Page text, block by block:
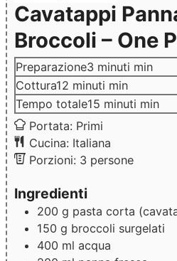
Cavatappi
Broccoli – One
Preparazione3minuti min
Cottura12 minuti min
Tempo totale15 minuti min
Portata: Primi
Cucina: Italiana
Porzioni: 3 persone
Ingredienti
200 g pasta corta
150 g broccoli surgelati
400 ml acqua